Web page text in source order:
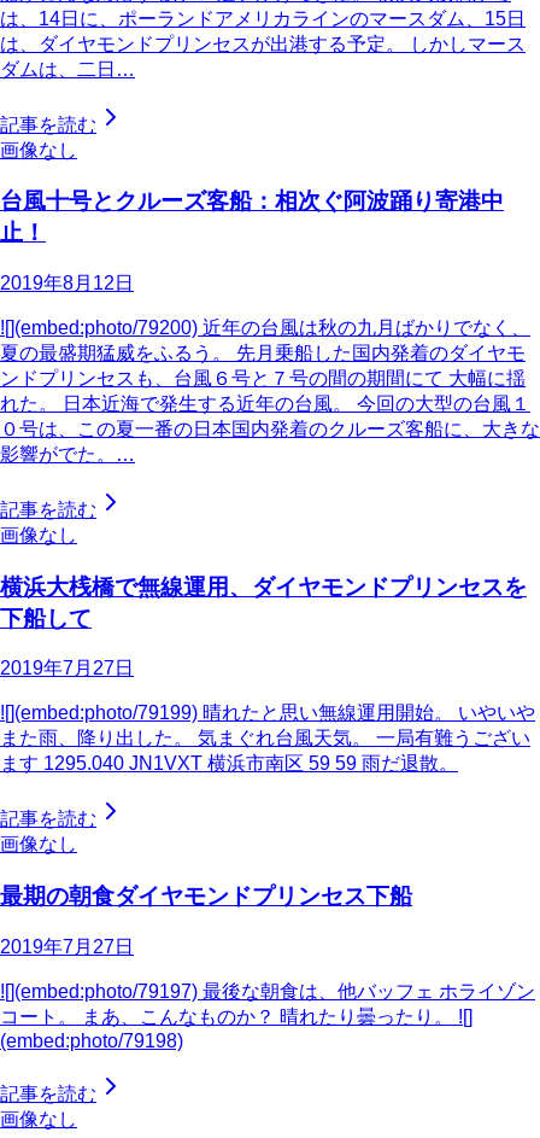
は、14日に、ポーランドアメリカラインのマースダム、15日
は、ダイヤモンドプリンセスが出港する予定。 しかしマース
ダムは、二日…
記事を読む
画像なし
台風十号とクルーズ客船：相次ぐ阿波踊り寄港中
止！
2019年8月12日
![](embed:photo/79200) 近年の台風は秋の九月ばかりでなく、
夏の最盛期猛威をふるう。 先月乗船した国内発着のダイヤモ
ンドプリンセスも、台風６号と７号の間の期間にて 大幅に揺
れた。 日本近海で発生する近年の台風。 今回の大型の台風１
０号は、この夏一番の日本国内発着のクルーズ客船に、大きな
影響がでた。…
記事を読む
画像なし
横浜大桟橋で無線運用、ダイヤモンドプリンセスを
下船して
2019年7月27日
![](embed:photo/79199) 晴れたと思い無線運用開始。 いやいや
また雨、降り出した。 気まぐれ台風天気。 一局有難うござい
ます 1295.040 JN1VXT 横浜市南区 59 59 雨だ退散。
記事を読む
画像なし
最期の朝食ダイヤモンドプリンセス下船
2019年7月27日
![](embed:photo/79197) 最後な朝食は、他バッフェ ホライゾン
コート。 まあ、こんなものか？ 晴れたり曇ったり。 ![]
(embed:photo/79198)
記事を読む
画像なし